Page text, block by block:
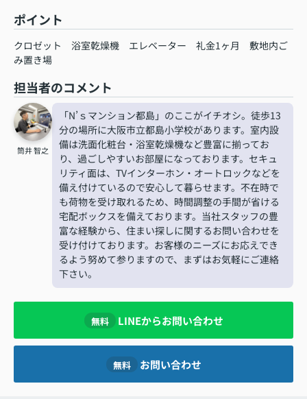
ポイント
クロゼット 浴室乾燥機 エレベーター 礼金1ヶ月
敷地内ご
み置き場
担当者のコメント
筒井 智之
「N’ｓマンション都島」のここがイチオシ。徒歩13
分の場所に大阪市立都島小学校があります。室内設
備は洗面化粧台・浴室乾燥機など豊富に揃ってお
り、過ごしやすいお部屋になっております。セキュ
リティ面は、TVインターホン・オートロックなどを
備え付けているので安心して暮らせます。不在時で
も荷物を受け取れるため、時間調整の手間が省ける
宅配ボックスを備えております。当社スタッフの豊
富な経験から、住まい探しに関するお問い合わせを
受け付けております。お客様のニーズにお応えでき
るよう努めて参りますので、まずはお気軽にご連絡
下さい。
無料 LINEからお問い合わせ
無料 お問い合わせ